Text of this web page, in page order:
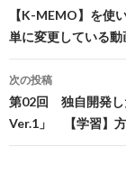
稿
ナ
ビ
ゲ
ー
【K-MEMO】を使
単に変更している動
次の投稿
第02回 独自開発し
Ver.1」 【学習】